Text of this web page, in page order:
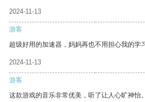
2024-11-13
游客
超级好用的加速器，妈妈再也不用担心我的学
2024-11-13
游客
这款游戏的音乐非常优美，听了让人心旷神怡。